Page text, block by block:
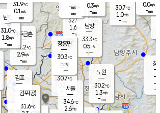
양주
32.9℃
1.6
-mm
파주금촌
31.2℃
2.9m/s
-mm
30.7℃
1.0m/s
-mm
창
-
-m/
-
탄현
31.0℃
1.8m/s
-mm
0.0m/s
-mm
김포
- ℃
-m/s
mm
부천
은평
30.7℃
0.2 m/s
- mm
노원
30.2℃
1.3m/s
-mm
남방
33.3℃
0.5m/s
-mm
장흥면
30.3℃
-m/s
-mm
-m/s
-mm
김포(공)
31.6℃
서울
34.6℃
2.6m/s
31.9℃
0.1 m/s
-mm
0.3m/s
-mm